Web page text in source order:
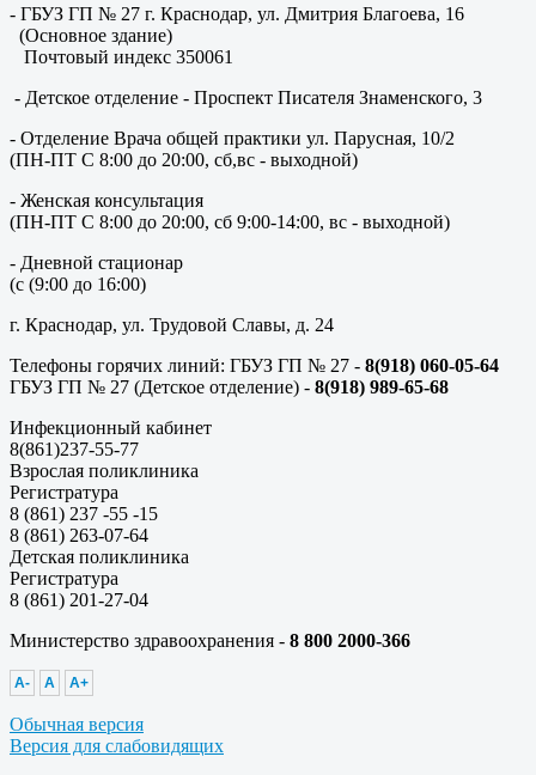
- ГБУЗ ГП № 27 г. Краснодар, ул. Дмитрия Благоева, 16
(Основное здание)
Почтовый индекс 350061
- Детское отделение - Проспект Писателя Знаменского, 3
- Отделение Врача общей практики ул. Парусная, 10/2
(ПН-ПТ С 8:00 до 20:00, сб,вс - выходной)
- Женская консультация
(ПН-ПТ С 8:00 до 20:00, сб 9:00-14:00, вс - выходной)
- Дневной стационар
(с (9:00 до 16:00)
г. Краснодар, ул. Трудовой Славы, д. 24
Телефоны горячих линий: ГБУЗ ГП № 27 - 8(918) 060-05-64
ГБУЗ ГП № 27 (Детское отделение) - 8(918) 989-65-68
Инфекционный кабинет
8(861)237-55-77
Взрослая поликлиника
Регистратура
8 (861) 237 -55 -15
8 (861) 263-07-64
Детская поликлиника
Регистратура
8 (861) 201-27-04
Министерство здравоохранения - 8 800 2000-366
A- A A+
Обычная версия
Версия для слабовидящих